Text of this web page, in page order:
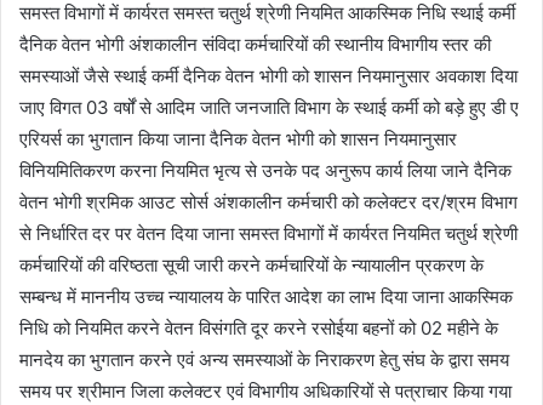
समस्त विभागों में कार्यरत समस्त चतुर्थ श्रेणी नियमित आकस्मिक निधि स्थाई कर्मी
दैनिक वेतन भोगी अंशकालीन संविदा कर्मचारियों की स्थानीय विभागीय स्तर की
समस्याओं जैसे स्थाई कर्मी दैनिक वेतन भोगी को शासन नियमानुसार अवकाश दिया
जाए विगत 03 वर्षों से आदिम जाति जनजाति विभाग के स्थाई कर्मी को बड़े हुए डी ए
एरियर्स का भुगतान किया जाना दैनिक वेतन भोगी को शासन नियमानुसार
विनियमितिकरण करना नियमित भृत्य से उनके पद अनुरूप कार्य लिया जाने दैनिक
वेतन भोगी श्रमिक आउट सोर्स अंशकालीन कर्मचारी को कलेक्टर दर/श्रम विभाग
से निर्धारित दर पर वेतन दिया जाना समस्त विभागों में कार्यरत नियमित चतुर्थ श्रेणी
कर्मचारियों की वरिष्ठता सूची जारी करने कर्मचारियों के न्यायालीन प्रकरण के
सम्बन्ध में माननीय उच्च न्यायालय के पारित आदेश का लाभ दिया जाना आकस्मिक
निधि को नियमित करने वेतन विसंगति दूर करने रसोईया बहनों को 02 महीने के
मानदेय का भुगतान करने एवं अन्य समस्याओं के निराकरण हेतु संघ के द्वारा समय
समय पर श्रीमान जिला कलेक्टर एवं विभागीय अधिकारियों से पत्राचार किया गया